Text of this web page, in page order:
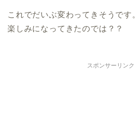
これでだいぶ変わってきそうです。
楽しみになってきたのでは？？
スポンサーリンク